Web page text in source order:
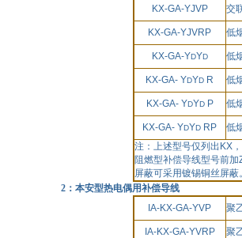
KX-GA-YJVP 交
KX-GA-YJVRP 低
KX-GA-YDYD 低
KX-GA- YDYD R 低
KX-GA- YDYDP 低
KX-GA- YDYD RP
低
注：上述型号仅列出 KX
阻燃型补偿导线型号前加
屏蔽可采用镀锡铜丝屏蔽
2：本安型热电偶用补偿导线
IA-KX-GA-YVP
聚
IA-KX-GA-YVRP 聚